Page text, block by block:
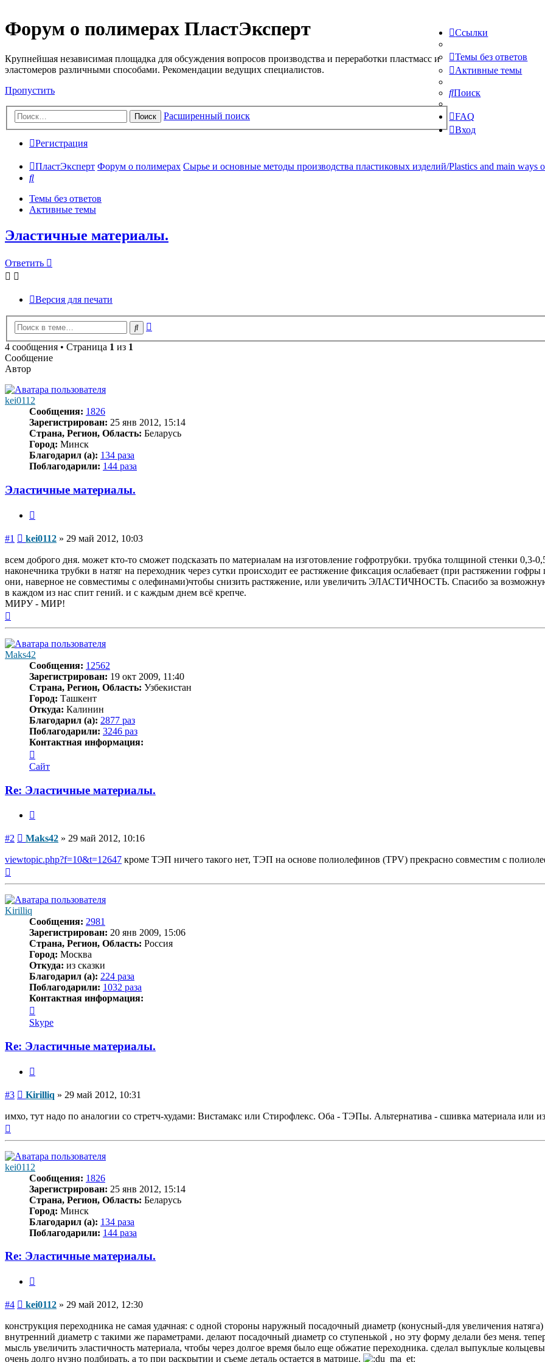
Форум о полимерах ПластЭксперт
Крупнейшая независимая площадка для обсуждения вопросов производства и переработки пластмасс и
эластомеров различными способами. Рекомендации ведущих специалистов.
Пропустить
Поиск Расширенный поиск
Ссылки
Темы без ответов
Активные темы
Поиск
FAQ
Вход
Регистрация
ПластЭксперт Форум о полимерах Сырье и основные методы производства пластиковых изделий/Plastics and main ways
Поиск
Темы без ответов
Активные темы
Эластичные материалы.
Ответить
Версия для печати
Поиск
4 сообщения • Страница 1 из 1
Сообщение
Автор
kei0112
Сообщения: 1826
Зарегистрирован: 25 янв 2012, 15:14
Страна, Регион, Область: Беларусь
Город: Минск
Благодарил (а): 134 раза
Поблагодарили: 144 раза
Эластичные материалы.
#1 Сообщение
kei0112 » 29 май 2012, 10:03
всем доброго дня. может кто-то сможет подсказать по материалам на изготовление гофротрубки. трубка толщиной стенки
наконечника трубки в натяг на переходник через сутки происходит ее растяжение фиксация ослабевает (при растяжении
они, наверное не совместимы с олефинами)чтобы снизить растяжение, или увеличить ЭЛАСТИЧНОСТЬ. Спасибо за
в каждом из нас спит гений. и с каждым днем всё крепче.
МИРУ - МИР!
Maks42
Сообщения: 12562
Зарегистрирован: 19 окт 2009, 11:40
Страна, Регион, Область: Узбекистан
Город: Ташкент
Откуда: Калинин
Благодарил (а): 2877 раз
Поблагодарили: 3246 раз
Контактная информация:
информация
пользователя
Сайт
Re: Эластичные материалы.
#2 Сообщение
Maks42 » 29 май 2012, 10:16
viewtopic.php?f=10&t=12647 кроме ТЭП ничего такого нет, ТЭП на основе полиолефинов (TPV) прекрасно совместим с
Kirilliq
Сообщения: 2981
Зарегистрирован: 20 янв 2009, 15:06
Страна, Регион, Область: Россия
Город: Москва
Откуда: из сказки
Благодарил (а): 224 раза
Поблагодарили: 1032 раза
Контактная информация:
информация
пользователя
Skype
Re: Эластичные материалы.
#3 Сообщение
Kirilliq » 29 май 2012, 10:31
имхо, тут надо по аналогии со стретч-худами: Вистамакс или Стирофлекс. Оба - ТЭПы. Альтернатива - сшивка материала или
kei0112
Сообщения: 1826
Зарегистрирован: 25 янв 2012, 15:14
Страна, Регион, Область: Беларусь
Город: Минск
Благодарил (а): 134 раза
Поблагодарили: 144 раза
Re: Эластичные материалы.
#4 Сообщение
kei0112 » 29 май 2012, 12:30
конструкция переходника не самая удачная: с одной стороны наружный посадочный диаметр (конусный-для увеличения
внутренний диаметр с такими же параметрами. делают посадочный диаметр со ступенькой , но эту форму делали без меня.
мысль увеличить эластичность материала, чтобы через долгое время было еще обжатие переходника. сделал выпуклые
очень долго нузно подбирать, а то при раскрытии и съеме деталь остается в матрице.